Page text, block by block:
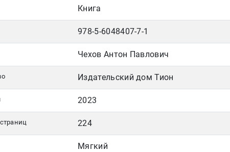
Книга
978-5-6048407-7-1
Чехов Антон Павлович
Издательский дом Тион
2023
224
Мягкий